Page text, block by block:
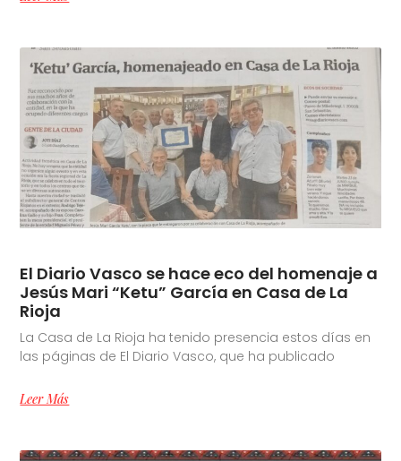
El Diario Vasco se hace eco del homenaje a
Jesús Mari “Ketu” García en Casa de La
Rioja
La Casa de La Rioja ha tenido presencia estos días en
las páginas de El Diario Vasco, que ha publicado
Leer Más